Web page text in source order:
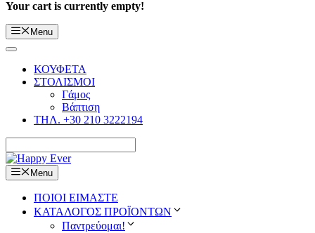
Your cart is currently empty!
Menu
ΚΟΥΦΕΤΑ
ΣΤΟΛΙΣΜΟΙ
Γάμος
Βάπτιση
ΤΗΛ. +30 210 3222194
Menu
ΠΟΙΟΙ ΕΙΜΑΣΤΕ
ΚΑΤΑΛΟΓΟΣ ΠΡΟΪΟΝΤΩΝ
Παντρεύομαι!